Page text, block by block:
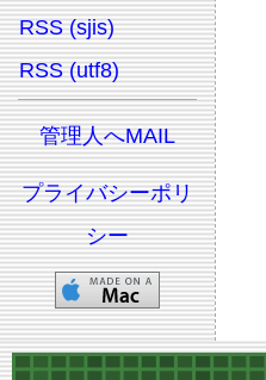
RSS (sjis)
RSS (utf8)
管理人へMAIL
プライバシーポリ
シー